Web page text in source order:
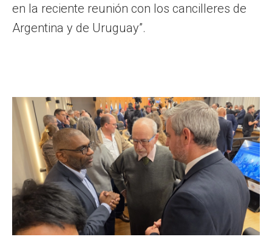
en la reciente reunión con los cancilleres de
Argentina y de Uruguay”.